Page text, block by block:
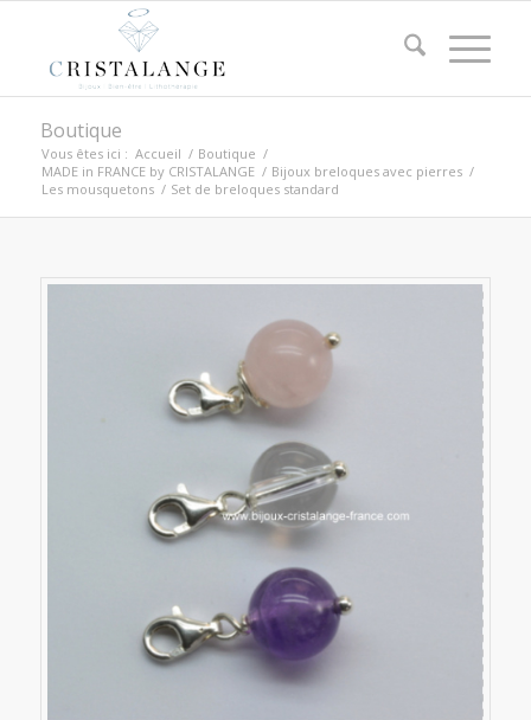
Boutique
Vous êtes ici : Accueil / Boutique /
MADE in FRANCE by CRISTALANGE / Bijoux breloques avec pierres /
Les mousquetons / Set de breloques standard